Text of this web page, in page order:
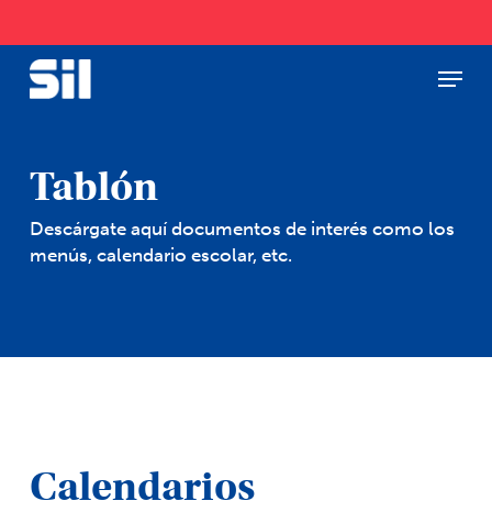
main
content
Menu
Tablón
Descárgate aquí documentos de interés como los
menús, calendario escolar, etc.
Calendarios
Close
Menu